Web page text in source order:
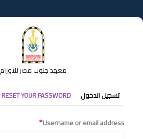
إلى
المحتوى
معهد جنوب مصر للأورام
التبويبات
الأساسية
تسجيل الدخول RESET YOUR PASSWORD
Username or email address